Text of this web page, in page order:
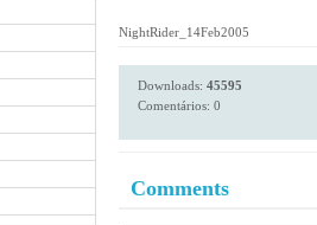
NightRider_14Feb2005
Downloads: 45595
Comentários: 0
Comments